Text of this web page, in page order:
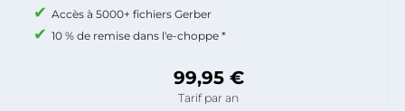
Accès à 5000+ fichiers Gerber
10 % de remise dans l'e-choppe *
99,95 €
Tarif par an